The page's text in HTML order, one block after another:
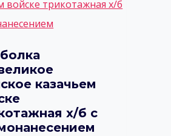
казачьем
х/б с